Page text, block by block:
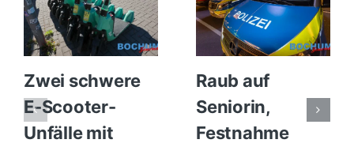
Zwei schwere
E-Scooter-
Unfälle mit
Raub auf
Seniorin,
Festnahme